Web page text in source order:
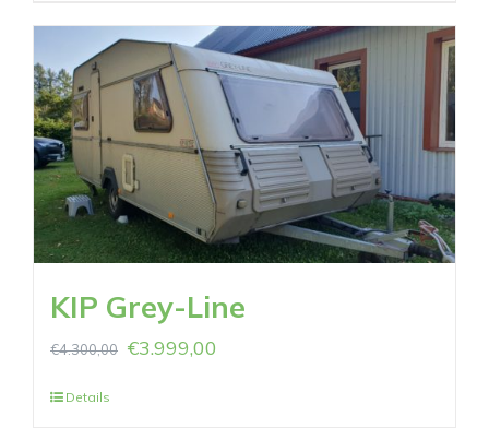
KIP Grey-Line
€4.300,00 €3.999,00
Details